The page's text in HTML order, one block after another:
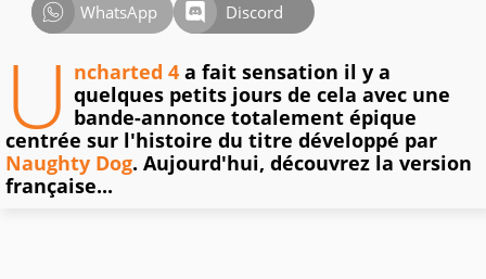
WhatsApp
Discord
U ncharted 4 a fait sensation il y a
quelques petits jours de cela avec une
bande-annonce totalement épique
centrée sur l'histoire du titre développé par
Naughty Dog. Aujourd'hui, découvrez la version
française...